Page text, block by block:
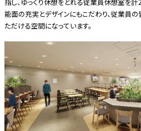
能面の充実とデザインにもこだわり、従業員
ただける空間になっています。